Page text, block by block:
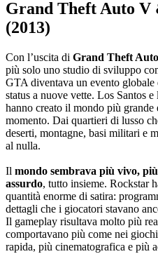
Grand Theft Auto V
(2013)
Con l’uscita di Grand Theft
più solo uno studio di sviluppo
GTA diventava un evento
status a nuove vette. Los Santos
hanno creato il mondo più
momento. Dai quartieri di lusso
deserti, montagne, basi militari e
al nulla.
Il mondo sembrava più vivo,
assurdo, tutto insieme. Rockstar
quantità enorme di satira:
dettagli che i giocatori stavano
Il gameplay risultava molto più
comportavano più come nei
rapida, più cinematografica e più